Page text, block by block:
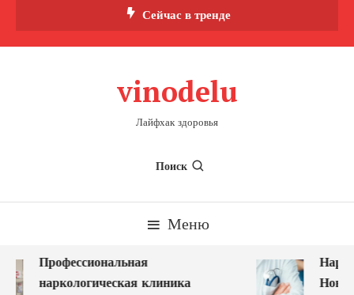
Сейчас в тренде
vinodelu
Лайфхак здоровья
Поиск
Меню
Профессиональная
наркологическая клиника